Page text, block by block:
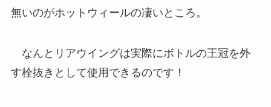
無いのがホットウィールの凄いところ。
なんとリアウイングは実際にボトルの王冠を外
す栓抜きとして使用できるのです！